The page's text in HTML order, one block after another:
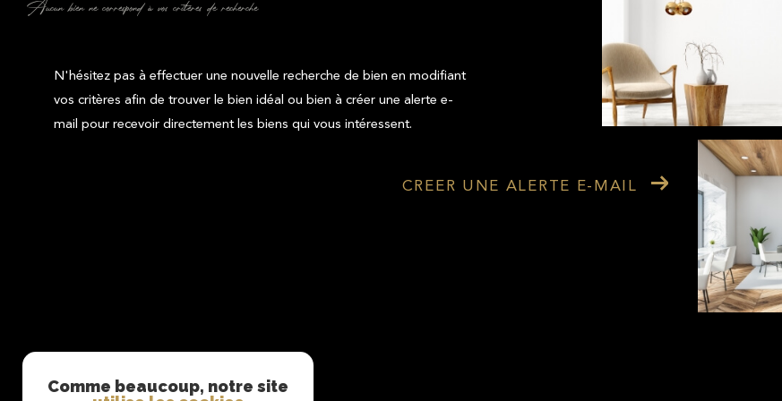
Aucun bien ne correspond à vos critères de recherche
N'hésitez pas à effectuer une nouvelle recherche de bien en modifiant
vos critères afin de trouver le bien idéal ou bien à créer une alerte e-
mail pour recevoir directement les biens qui vous intéressent.
CREER UNE ALERTE E-MAIL
Comme beaucoup, notre site